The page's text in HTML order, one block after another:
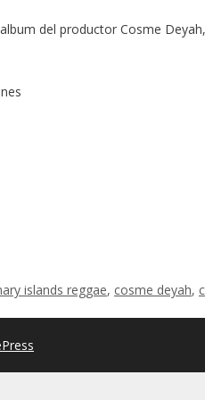
del productor Cosme
islands reggae, cosme deyah,